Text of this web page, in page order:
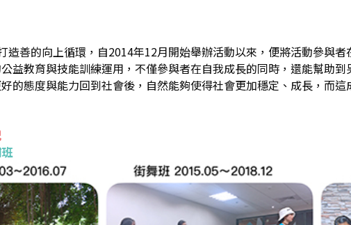
造善的向上循環，自2014年12月開始舉辦活動以來，便將活動參與者
益教育與技能訓練運用，不僅參與者在自我成長的同時，還能幫助
的態度與能力回到社會後，自然能夠使得社會更加穩定、成長，而